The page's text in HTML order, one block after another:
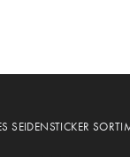
SEIDENSTICKER